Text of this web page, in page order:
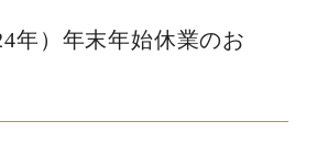
年）年末年始休業のお